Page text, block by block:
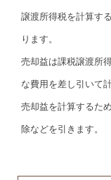
譲渡所得税を計算す
ります。
売却益は課税譲渡所
な費用を差し引いて
売却益を計算するた
除などを引きます。